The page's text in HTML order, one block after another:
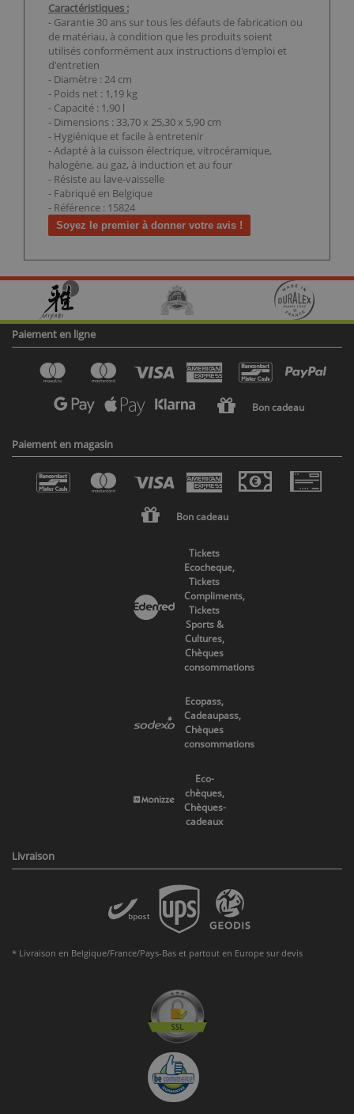
Caractéristiques :
- Garantie 30 ans sur tous les défauts de fabrication ou
de matériau, à condition que les produits soient
utilisés conformément aux instructions d'emploi et
d'entretien
- Diamètre : 24 cm
- Poids net : 1,19 kg
- Capacité : 1,90 l
- Dimensions : 33,70 x 25,30 x 5,90 cm
- Hygiénique et facile à entretenir
- Adapté à la cuisson électrique, vitrocéramique,
halogène, au gaz, à induction et au four
- Résiste au lave-vaisselle
- Fabriqué en Belgique
- Référence : 15824
Soyez le premier à donner votre avis !
Paiement en ligne
Bon cadeau
Paiement en magasin
Bon cadeau
Tickets
Ecocheque,
Tickets
Compliments,
Tickets
Sports &
Cultures,
Chèques
consommations
Ecopass,
Cadeaupass,
Chèques
consommations
Eco-
chèques,
Chèques-
cadeaux
Livraison
* Livraison en Belgique/France/Pays-Bas et partout en Europe sur devis